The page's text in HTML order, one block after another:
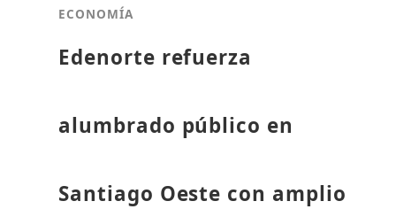
ECONOMÍA
Edenorte refuerza
alumbrado público en
Santiago Oeste con amplio